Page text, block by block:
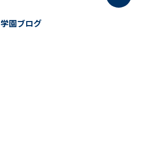
学園ブログ